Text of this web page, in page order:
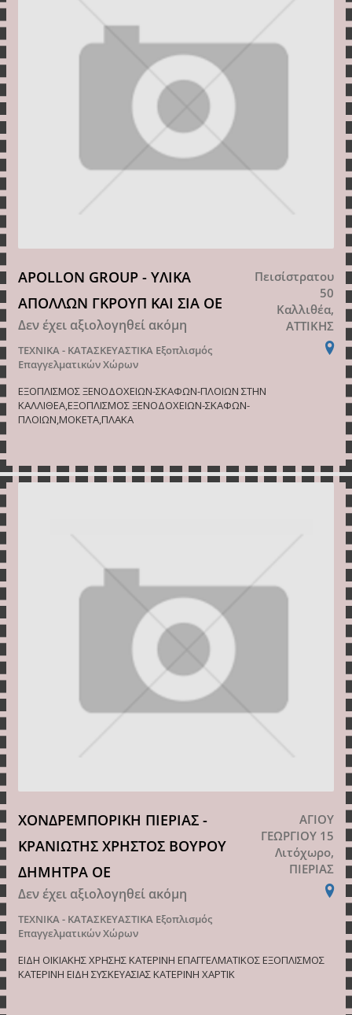
APOLLON GROUP - ΥΛΙΚΑ
ΑΠΟΛΛΩΝ ΓΚΡΟΥΠ ΚΑΙ ΣΙΑ ΟΕ
Δεν έχει αξιολογηθεί ακόμη
ΤΕΧΝΙΚΑ - ΚΑΤΑΣΚΕΥΑΣΤΙΚΑ Εξοπλισμός
Επαγγελματικών Χώρων
Πεισίστρατου
50
Καλλιθέα,
ΑΤΤΙΚΗΣ
ΕΞΟΠΛΙΣΜΟΣ ΞΕΝΟΔΟΧΕΙΩΝ-ΣΚΑΦΩΝ-ΠΛΟΙΩΝ ΣΤΗΝ
ΚΑΛΛΙΘΕΑ,ΕΞΟΠΛΙΣΜΟΣ ΞΕΝΟΔΟΧΕΙΩΝ-ΣΚΑΦΩΝ-
ΠΛΟΙΩΝ,ΜΟΚΕΤΑ,ΠΛΑΚΑ
ΧΟΝΔΡΕΜΠΟΡΙΚΗ ΠΙΕΡΙΑΣ -
ΚΡΑΝΙΩΤΗΣ ΧΡΗΣΤΟΣ ΒΟΥΡΟΥ
ΔΗΜΗΤΡΑ ΟΕ
Δεν έχει αξιολογηθεί ακόμη
ΤΕΧΝΙΚΑ - ΚΑΤΑΣΚΕΥΑΣΤΙΚΑ Εξοπλισμός
Επαγγελματικών Χώρων
ΑΓΙΟΥ
ΓΕΩΡΓΙΟΥ 15
Λιτόχωρο,
ΠΙΕΡΙΑΣ
ΕΙΔΗ ΟΙΚΙΑΚΗΣ ΧΡΗΣΗΣ ΚΑΤΕΡΙΝΗ ΕΠΑΓΓΕΛΜΑΤΙΚΟΣ ΕΞΟΠΛΙΣΜΟΣ
ΚΑΤΕΡΙΝΗ ΕΙΔΗ ΣΥΣΚΕΥΑΣΙΑΣ ΚΑΤΕΡΙΝΗ ΧΑΡΤΙΚ